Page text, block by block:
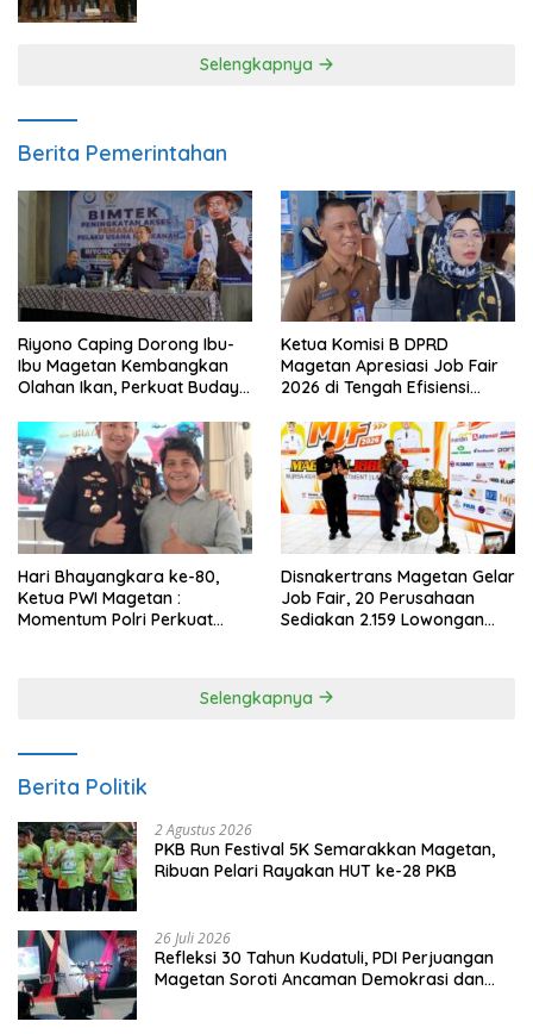
Selengkapnya
Berita Pemerintahan
Riyono Caping Dorong Ibu-
Ibu Magetan Kembangkan
Olahan Ikan, Perkuat Budaya
Ketua Komisi B DPRD
Magetan Apresiasi Job Fair
2026 di Tengah Efisiensi
Hari Bhayangkara ke-80,
Ketua PWI Magetan :
Momentum Polri Perkuat
Disnakertrans Magetan Gelar
Job Fair, 20 Perusahaan
Sediakan 2.159 Lowongan
Selengkapnya
Berita Politik
2 Agustus 2026
PKB Run Festival 5K Semarakkan Magetan,
Ribuan Pelari Rayakan HUT ke-28 PKB
26 Juli 2026
Refleksi 30 Tahun Kudatuli, PDI Perjuangan
Magetan Soroti Ancaman Demokrasi dan